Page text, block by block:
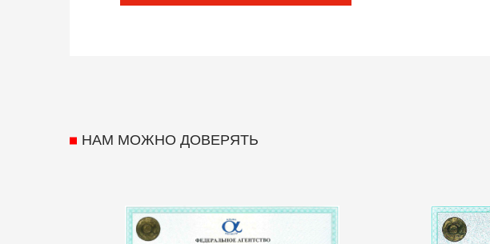
НАМ МОЖНО ДОВЕРЯТЬ